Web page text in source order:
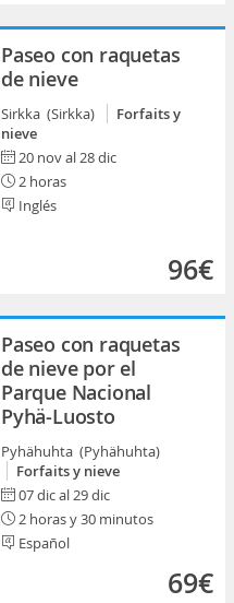
Paseo con raquetas
de nieve
Sirkka (Sirkka)
Forfaits y
nieve
20 nov al 28 dic
2 horas
Inglés
96€
Paseo con raquetas
de nieve por el
Parque Nacional
Pyhä-Luosto
Pyhähuhta (Pyhähuhta)
Forfaits y nieve
07 dic al 29 dic
2 horas y 30 minutos
Español
69€